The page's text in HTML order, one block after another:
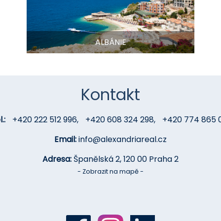
ALBÁNIE
Kontakt
+420 222 512 996, +420 608 324 298,
+420 774 865
Email:info@alexandriareal.cz
Adresa: Španělská 2, 120 00 Praha 2
- Zobrazit na mapě -